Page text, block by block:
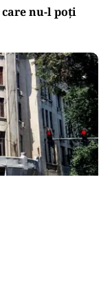
nu-l poți